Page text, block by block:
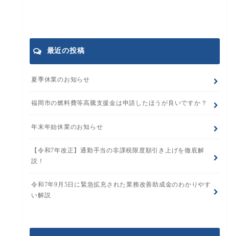
最近の投稿
夏季休業のお知らせ
福岡市の燃料費等高騰支援金は申請したほうが良いですか？
年末年始休業のお知らせ
【令和7年改正】通勤手当の非課税限度額引き上げを徹底解
説！
令和7年9月5日に緊急拡充された業務改善助成金のわかりやす
い解説